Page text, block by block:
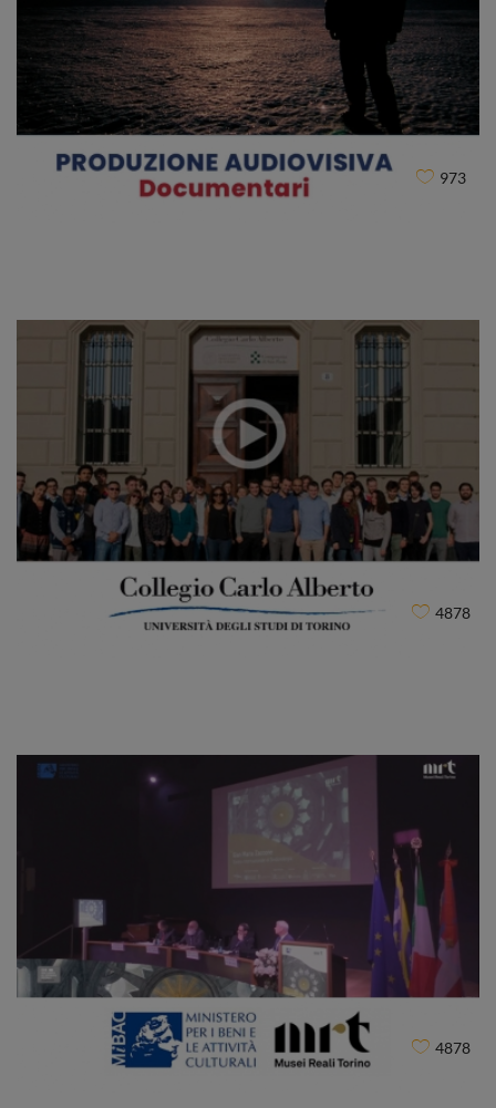
Evolution TV (Officine Garibaldi)
CLIENT
973
EXPLORA
CLIENT
4878
Università degli Studi di Torino
CLIENT
4878